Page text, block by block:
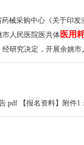
械采购中心《关于印发
人民医院医共体医用
研究决定，开展余姚
.pdf 【报名资料】附件1